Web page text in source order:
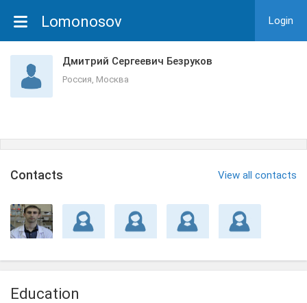
Lomonosov Login
Дмитрий Сергеевич Безруков
Россия, Москва
Сontacts View all contacts
Education